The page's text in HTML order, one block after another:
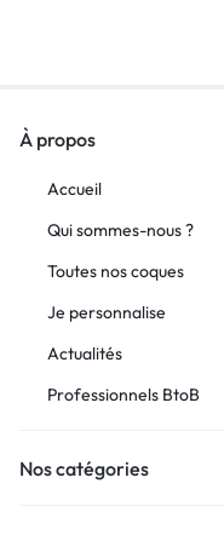
À propos
Accueil
Qui sommes-nous ?
Toutes nos coques
Je personnalise
Actualités
Professionnels BtoB
Nos catégories